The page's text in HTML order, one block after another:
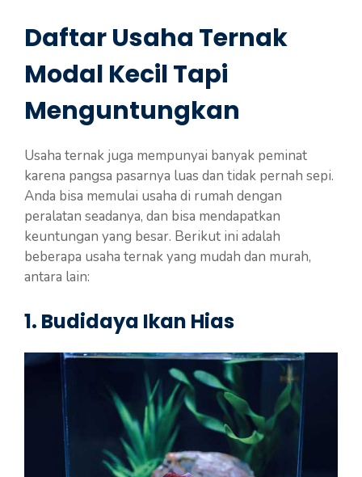
Daftar Usaha Ternak
Modal Kecil Tapi
Menguntungkan
Usaha ternak juga mempunyai banyak peminat
karena pangsa pasarnya luas dan tidak pernah sepi.
Anda bisa memulai usaha di rumah dengan
peralatan seadanya, dan bisa mendapatkan
keuntungan yang besar. Berikut ini adalah
beberapa usaha ternak yang mudah dan murah,
antara lain:
1. Budidaya Ikan Hias